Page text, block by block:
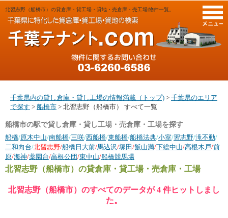
北習志野（船橋市）の貸倉庫・貸工場・貸地・売倉庫・売工場|物件一覧。
千葉県内の貸し倉庫・貸し工場の情報満載（トップ) > 千葉県のエリア
で探す > 船橋市 > 北習志野（船橋市） すべて一覧
船橋市の駅で貸し倉庫・貸し工場・売倉庫・工場を探す
船橋/原木中山/南船橋/三咲/西船橋/東船橋/船橋法典/小室/習志野/滝不動/
二和向台/北習志野/船橋日大前/馬込沢/塚田/飯山満/下総中山/高根木戸/前
原/海神/薬園台/高根公団/東中山/船橋競馬場
北習志野（船橋市） の貸倉庫・貸工場・売倉庫・工場
北習志野（船橋市）のすべてのデータが 4 件ヒットしまし
た。